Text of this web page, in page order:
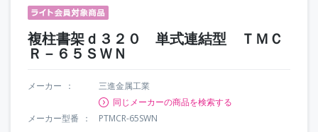
複柱書架ｄ３２０ 単式連結型 ＴＭＣ
Ｒ－６５ＳＷＮ
メーカー
三進金属工業
同じメーカーの商品を検索する
メーカー型番
PTMCR-65SWN